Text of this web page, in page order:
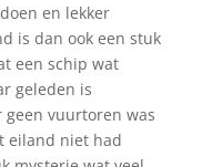
en lekker
is dan ook een stuk
een schip wat
geleden is
vuurtoren was
eiland niet had